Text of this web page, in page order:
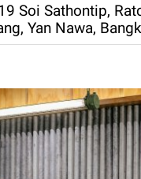
Soi Sathontip,
Yan Nawa,